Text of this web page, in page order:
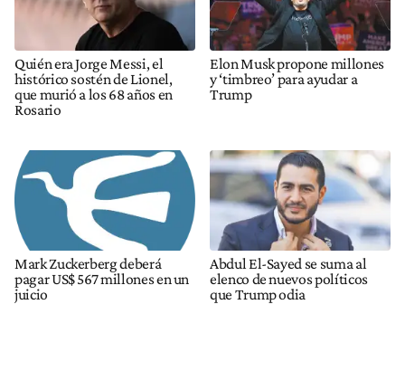
Quién era Jorge Messi, el
histórico sostén de Lionel,
que murió a los 68 años en
Rosario
Elon Musk propone millones
y ‘timbreo’ para ayudar a
Trump
Mark Zuckerberg deberá
pagar US$ 567 millones en un
juicio
Abdul El-Sayed se suma al
elenco de nuevos políticos
que Trump odia